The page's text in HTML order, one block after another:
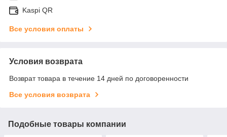
Kaspi QR
Все условия оплаты
Условия возврата
Возврат товара в течение 14 дней по договоренности
Все условия возврата
Подобные товары компании